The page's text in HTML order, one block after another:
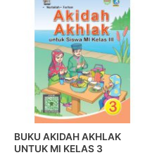
BUKU AKIDAH AKHLAK
UNTUK MI KELAS 3